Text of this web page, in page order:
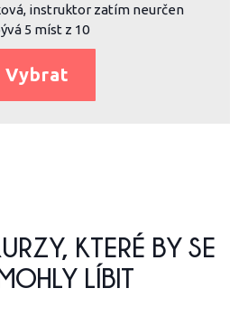
instruktor zatím neurčen
Zbývá 5 míst z 10
Vybrat
KTERÉ BY SE
LÍBIT